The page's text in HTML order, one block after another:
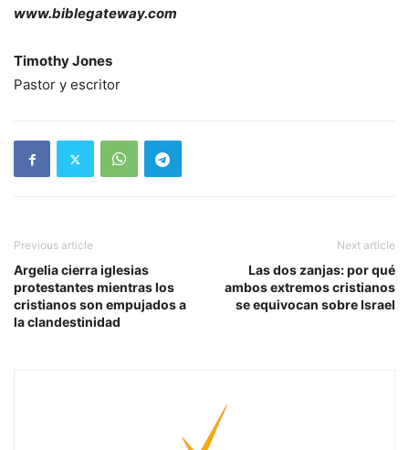
www.biblegateway.com
Timothy Jones
Pastor y escritor
Previous article
Argelia cierra iglesias
protestantes mientras los
cristianos son empujados a
la clandestinidad
Next article
Las dos zanjas: por qué
ambos extremos cristianos
se equivocan sobre Israel